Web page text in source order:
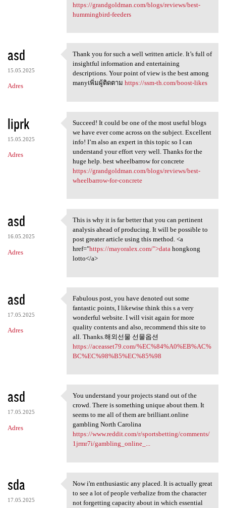
https://grandgoldman.com/blogs/reviews/best-
hummingbird-feeders
asd
15.05.2025
Adres
Thank you for such a well
Thank you for such a well written article. It’s full of
insightful information and entertaining
descriptions. Your point of view is the best among
manyเพิ่มผู้ติดตาม https://ssm-th.com/boost-likes
liprk
15.05.2025
Adres
Succeed! It could be one of
Succeed! It could be one of the most useful blogs
we have ever come across on the subject. Excellent
info! I’m also an expert in this topic so I can
understand your effort very well. Thanks for the
huge help. best wheelbarrow for concrete
https://grandgoldman.com/blogs/reviews/best-
wheelbarrow-for-concrete
asd
16.05.2025
Adres
This is why it is far better
This is why it is far better that you can pertinent
analysis ahead of producing. It will be possible to
post greater article using this method. <a
href="https://mayoralex.com/">datahongkong
lotto</a>
asd
17.05.2025
Adres
Fabulous post, you have
Fabulous post, you have denoted out some
fantastic points, I likewise think this s a very
wonderful website. I will visit again for more
quality contents and also, recommend this site to
all. Thanks.해외선물 선물옵션
https://aceasset79.com/%EC%84%A0%EB%AC%
BC%EC%98%B5%EC%85%98
asd
17.05.2025
Adres
You understand your projects
You understand your projects stand out of the
crowd. There is something unique about them. It
seems to me all of them are brilliant.online
gambling North Carolina
https://www.reddit.com/r/sportsbetting/comments/
1jrmr7i/gambling_online_...
sda
17.05.2025
Now i'm enthusiastic any
Now i'm enthusiastic any placed. It is actually great
to see a lot of people verbalize from the character
not forgetting capacity about in which essential